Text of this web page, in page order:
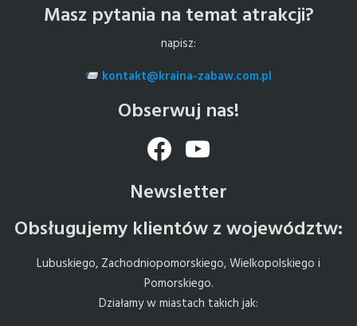
Masz pytania na temat atrakcji?
napisz:
kontakt@kraina-zabaw.com.pl
Obserwuj nas!
FacebookYouTube
Newsletter
Obsługujemy klientów z województw:
Lubuskiego, Zachodniopomorskiego, Wielkopolskiego i
Pomorskiego.
Działamy w miastach takich jak: